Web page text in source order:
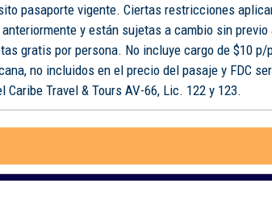
pasaporte vigente. Ciertas restricciones
y están sujetas a cambio sin
gratis por persona. No incluye cargo de $10
no incluidos en el precio del pasaje y FDC
Travel & Tours AV-66, Lic. 122 y 123.